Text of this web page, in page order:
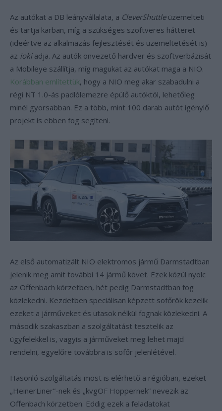
Az autókat a DB leányvállalata, a CleverShuttleüzemelteti
és tartja karban, míg a szükséges szoftveres hátteret
(ideértve az alkalmazás fejlesztését és üzemeltetését is)
az iokiadja. Az autók önvezető hardver és szoftverbázisát
a Mobileye szállítja, míg magukat az autókat maga a NIO.
Korábban említettük, hogy a NIO meg akar szabadulni a
régi NT 1.0-ás padlólemezre épülő autóktól, lehetőleg
minél gyorsabban. Ez a több, mint 100 darab autót igénylő
projekt is ebben fog segíteni.
Az első automatizált NIO elektromos jármű Darmstadtban
jelenik meg amit további 14 jármű követ. Ezek közül nyolc
az Offenbach körzetben, hét pedig Darmstadtban fog
közlekedni. Kezdetben speciálisan képzett sofőrök kezelik
ezeket a járműveket és utasok nélkül fognak közlekedni. A
második szakaszban a szolgáltatást tesztelik az
ügyfelekkel is, vagyis a járműveket meg lehet majd
rendelni, egyelőre továbbra is sofőr jelenlétével.
Hasonló szolgáltatás most is elérhető a régióban, ezeket
„HeinerLiner”-nek és „kvgOF Hoppernek” nevezik az
Offenbach körzetben. Eddig ezek a feladatokat